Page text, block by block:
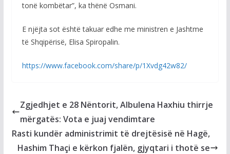
tonë kombëtar”, ka thënë Osmani.
E njëjta sot është takuar edhe me ministren e Jashtme
të Shqipërisë, Elisa Spiropalin.
https://www.facebook.com/share/p/1Xvdg42w82/
Zgjedhjet e 28 Nëntorit, Albulena Haxhiu thirrje
mërgatës: Vota e juaj vendimtare
Rasti kundër administrimit të drejtësisë në Hagë,
Hashim Thaçi e kërkon fjalën, gjyqtari i thotë se